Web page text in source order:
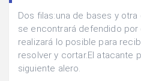
Dos filas:una de bases y
se encontrará defendido por
realizará lo posible para
resolver y cortar.El atacante
siguiente alero.